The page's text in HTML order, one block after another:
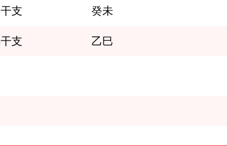
支 癸未
支 乙巳